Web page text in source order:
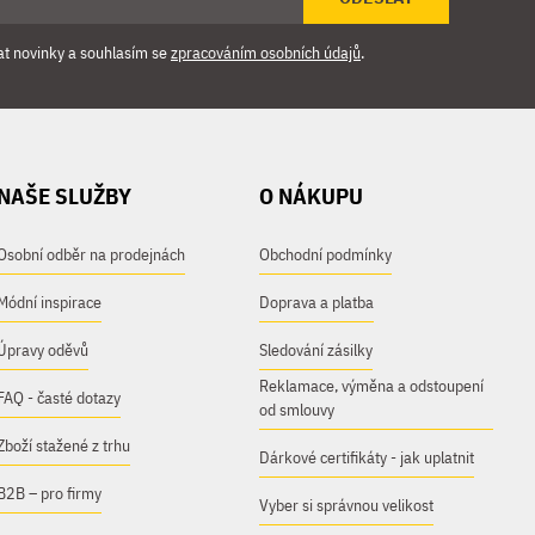
novinky a souhlasím sezpracováním osobních údajů.
SLUŽBY
odběr na prodejnách
inspirace
oděvů
- časté dotazy
stažené z trhu
– pro firmy
O NÁKUPU
Obchodní podmínky
Doprava a platba
Sledování zásilky
Reklamace, výměna a odstoupení
od smlouvy
Dárkové certifikáty - jak uplatnit
Vyber si správnou velikost